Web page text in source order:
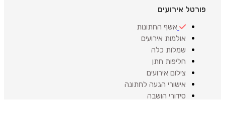
פורטל אירועים
אשף החתונות
אולמות אירועים
שמלות כלה
חליפות חתן
צילום אירועים
אישורי הגעה לחתונה
סידורי הושבה